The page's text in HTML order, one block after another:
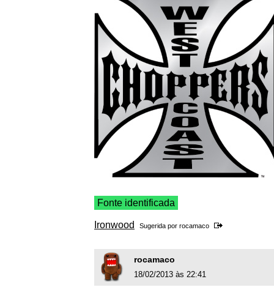
Fonte identificada
Ironwood Sugerida por rocamaco
rocamaco
18/02/2013 às 22:41